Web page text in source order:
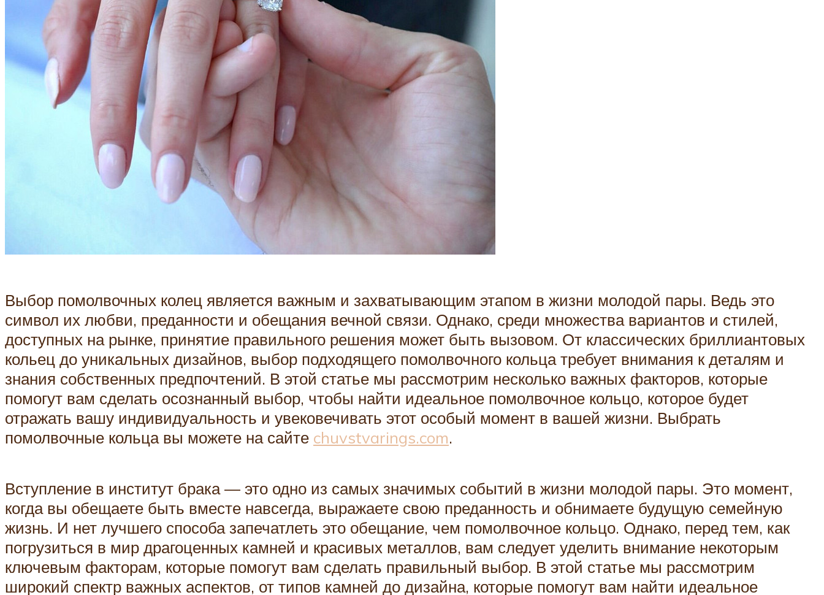
Выбор помолвочных колец является важным и захватывающим этапом в жизни молодой пары. Ведь это
символ их любви, преданности и обещания вечной связи. Однако, среди множества вариантов и стилей,
доступных на рынке, принятие правильного решения может быть вызовом. От классических бриллиантовых
кольец до уникальных дизайнов, выбор подходящего помолвочного кольца требует внимания к деталям и
знания собственных предпочтений. В этой статье мы рассмотрим несколько важных факторов, которые
помогут вам сделать осознанный выбор, чтобы найти идеальное помолвочное кольцо, которое будет
отражать вашу индивидуальность и увековечивать этот особый момент в вашей жизни. Выбрать
помолвочные кольца вы можете на сайте chuvstvarings.com.
Вступление в институт брака — это одно из самых значимых событий в жизни молодой пары. Это момент,
когда вы обещаете быть вместе навсегда, выражаете свою преданность и обнимаете будущую семейную
жизнь. И нет лучшего способа запечатлеть это обещание, чем помолвочное кольцо. Однако, перед тем, как
погрузиться в мир драгоценных камней и красивых металлов, вам следует уделить внимание некоторым
ключевым факторам, которые помогут вам сделать правильный выбор. В этой статье мы рассмотрим
широкий спектр важных аспектов, от типов камней до дизайна, которые помогут вам найти идеальное